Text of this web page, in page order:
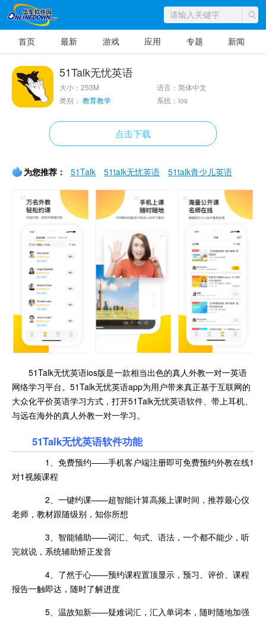
首页 最新 游戏 应用 专题 新闻
51Talk无忧英语
大小：253M
语言：简体中文
类别： 教育教学 系统：ios
点击下载
为您推荐： 51Talk 51talk无忧英语 51talk青少儿英语
51Talk无忧英语ios版是一款相当出色的真人外教一对一英语
网络学习平台。51Talk无忧英语app为用户带来真正基于互联网的
大众化平价英语学习方式，打开51Talk无忧英语软件、带上耳机、
与远在海外的真人外教一对一学习。
51Talk无忧英语软件功能
1、免费预约——手机客户端注册即可免费预约外教在线1
对1视频课程
2、一键约课——超智能计算高频上课时间，推荐最心仪
老师，教材跟随级别，知你所想
3、智能辅助——词汇、句式、语法，一个都不能少，听
完就说，系统辅助矫正发音
4、了然于心——预约课程置顶显示，预习、评价、课程
报告一触即达，随时了解进度
5、温故知新——疑难词汇，汇入单词本，随时随地加强